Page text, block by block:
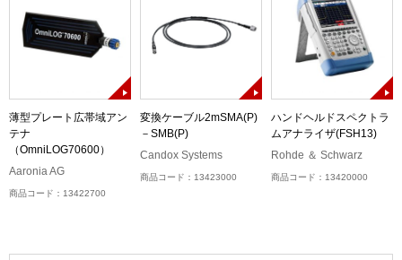
薄型プレート広帯域アン
テナ
（OmniLOG70600）
Aaronia AG
商品コード：13422700
変換ケーブル2mSMA(P)
－SMB(P)
Candox Systems
商品コード：13423000
ハンドヘルドスペクトラ
ムアナライザ(FSH13)
Rohde ＆ Schwarz
商品コード：13420000